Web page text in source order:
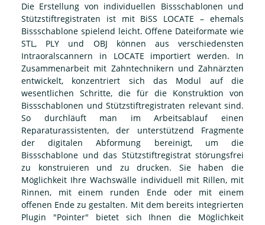
Die Erstellung von individuellen Bissschablonen und
Stützstiftregistraten ist mit BiSS LOCATE – ehemals
Bissschablone spielend leicht. Offene Dateiformate wie
STL, PLY und OBJ können aus verschiedensten
Intraoralscannern in LOCATE importiert werden. In
Zusammenarbeit mit Zahntechnikern und Zahnärzten
entwickelt, konzentriert sich das Modul auf die
wesentlichen Schritte, die für die Konstruktion von
Bissschablonen und Stützstiftregistraten relevant sind.
So durchläuft man im Arbeitsablauf einen
Reparaturassistenten, der unterstützend Fragmente
der digitalen Abformung bereinigt, um die
Bissschablone und das Stützstiftregistrat störungsfrei
zu konstruieren und zu drucken. Sie haben die
Möglichkeit Ihre Wachswälle individuell mit Rillen, mit
Rinnen, mit einem runden Ende oder mit einem
offenen Ende zu gestalten. Mit dem bereits integrierten
Plugin "Pointer" bietet sich Ihnen die Möglichkeit